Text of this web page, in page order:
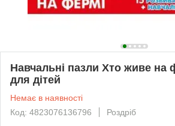
Навчальні пазли Хто живе на
для дітей
Немає в наявності
Код: 4823076136796
Роздріб